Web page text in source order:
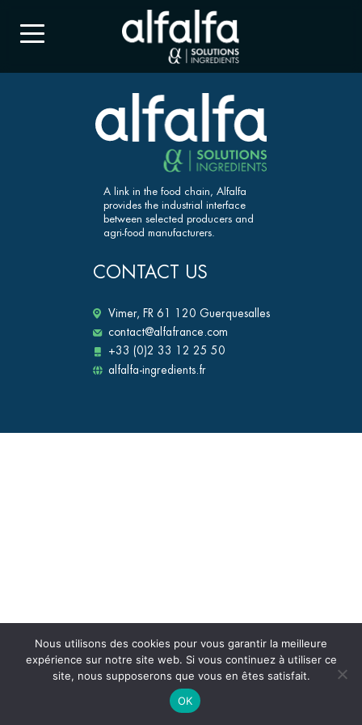
A link in the food chain, Alfalfa
provides the industrial interface
between selected producers and
agri-food manufacturers.
CONTACT US
Vimer, FR 61 120 Guerquesalles
contact@alfafrance.com
+33 (0)2 33 12 25 50
alfalfa-ingredients.fr
Nous utilisons des cookies pour vous garantir la meilleure
expérience sur notre site web. Si vous continuez à utiliser ce
site, nous supposerons que vous en êtes satisfait.
OK